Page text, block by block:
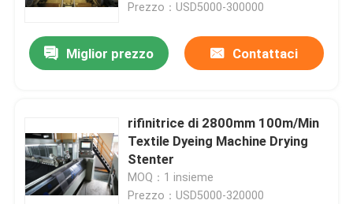
Prezzo：USD5000-300000
Miglior prezzo Contattaci
rifinitrice di 2800mm 100m/Min
Textile Dyeing Machine Drying
Stenter
MOQ：1 insieme
Prezzo：USD5000-320000